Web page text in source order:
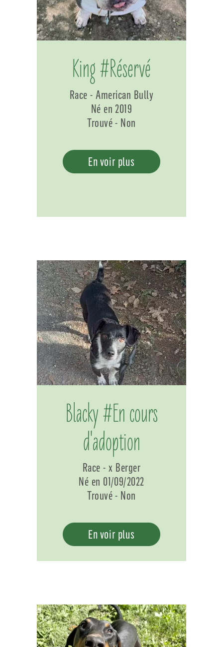
King #Réservé
Race - American Bully
Né en 2019
Trouvé - Non
En voir plus
Blacky #En cours
d'adoption
Race - x Berger
Né en 01/09/2022
Trouvé - Non
En voir plus